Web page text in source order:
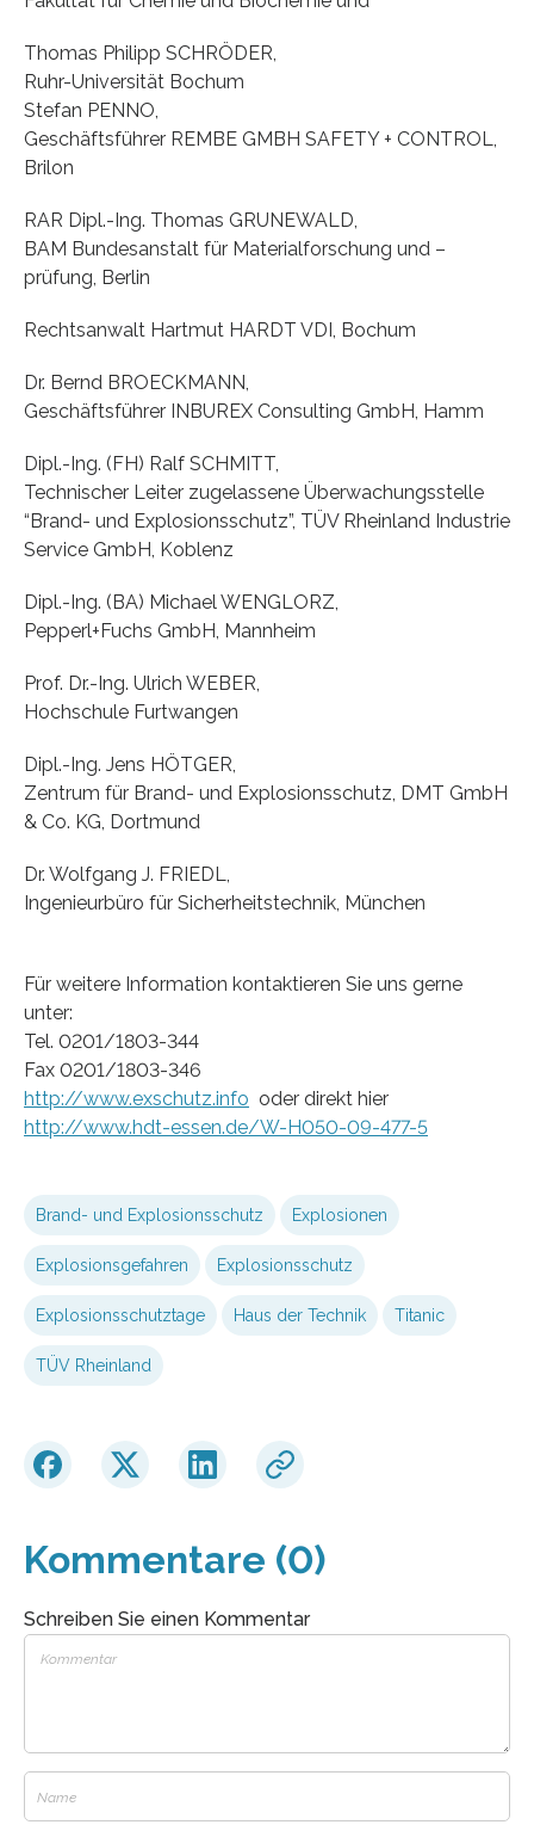
Thomas Philipp SCHRÖDER,
Ruhr-Universität Bochum
Stefan PENNO,
Geschäftsführer REMBE GMBH SAFETY + CONTROL,
Brilon
RAR Dipl.-Ing. Thomas GRUNEWALD,
BAM Bundesanstalt für Materialforschung und –
prüfung, Berlin
Rechtsanwalt Hartmut HARDT VDI, Bochum
Dr. Bernd BROECKMANN,
Geschäftsführer INBUREX Consulting GmbH, Hamm
Dipl.-Ing. (FH) Ralf SCHMITT,
Technischer Leiter zugelassene Überwachungsstelle
“Brand- und Explosionsschutz”, TÜV Rheinland Industrie
Service GmbH, Koblenz
Dipl.-Ing. (BA) Michael WENGLORZ,
Pepperl+Fuchs GmbH, Mannheim
Prof. Dr.-Ing. Ulrich WEBER,
Hochschule Furtwangen
Dipl.-Ing. Jens HÖTGER,
Zentrum für Brand- und Explosionsschutz, DMT GmbH
& Co. KG, Dortmund
Dr. Wolfgang J. FRIEDL,
Ingenieurbüro für Sicherheitstechnik, München
Für weitere Information kontaktieren Sie uns gerne
unter:
Tel. 0201/1803-344
Fax 0201/1803-346
http://www.exschutz.info oder direkt hier
http://www.hdt-essen.de/W-H050-09-477-5
Brand- und Explosionsschutz Explosionen
Explosionsgefahren Explosionsschutz
Explosionsschutztage Haus der Technik Titanic
TÜV Rheinland
Kommentare (0)
Schreiben Sie einen Kommentar